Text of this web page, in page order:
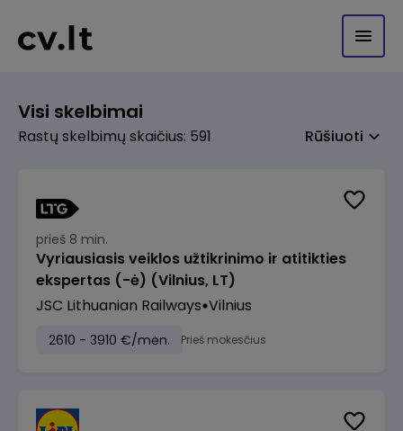
Visi skelbimai
Rastų skelbimų skaičius: 591 Rūšiuoti
prieš 8 min.
Vyriausiasis veiklos užtikrinimo ir atitikties
ekspertas (-ė) (Vilnius, LT)
JSC Lithuanian Railways Vilnius
2610 - 3910 €/mėn. Prieš mokesčius